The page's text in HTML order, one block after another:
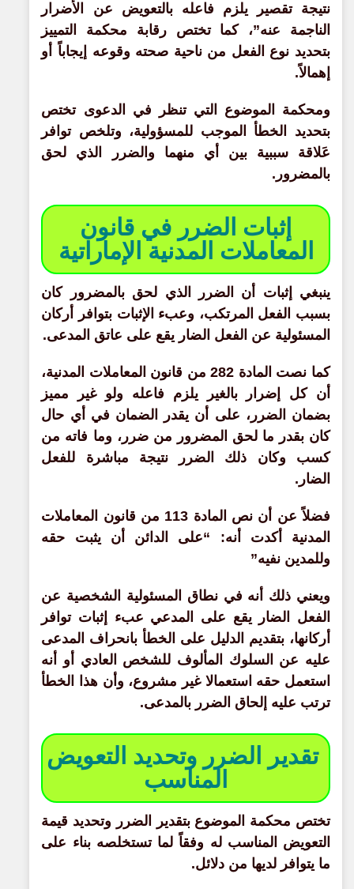
نتيجة تقصير يلزم فاعله بالتعويض عن الأضرار
الناجمة عنه”، كما تختص رقابة محكمة التمييز
بتحديد نوع الفعل من ناحية صحته وقوعه إيجاباً أو
إهمالاً.
ومحكمة الموضوع التي تنظر في الدعوى تختص
بتحديد الخطأ الموجب للمسؤولية، وتلخص توافر
عَلاقة سببية بين أي منهما والضرر الذي لحق
بالمضرور.
إثبات الضرر في قانون
المعاملات المدنية الإماراتية
ينبغي إثبات أن الضرر الذي لحق بالمضرور كان
بسبب الفعل المرتكب، وعبء الإثبات بتوافر أركان
المسئولية عن الفعل الضار يقع على عاتق المدعى.
كما نصت المادة 282 من قانون المعاملات المدنية،
أن كل إضرار بالغير يلزم فاعله ولو غير مميز
بضمان الضرر، على أن يقدر الضمان في أي حال
كان بقدر ما لحق المضرور من ضرر، وما فاته من
كسب وكان ذلك الضرر نتيجة مباشرة للفعل
الضار.
فضلاً عن أن نص المادة 113 من قانون المعاملات
المدنية أكدت أنه: “على الدائن أن يثبت حقه
وللمدين نفيه”
ويعني ذلك أنه في نطاق المسئولية الشخصية عن
الفعل الضار يقع على المدعي عبء إثبات توافر
أركانها، بتقديم الدليل على الخطأ بانحراف المدعى
عليه عن السلوك المألوف للشخص العادي أو أنه
استعمل حقه استعمالا غير مشروع، وأن هذا الخطأ
ترتب عليه إلحاق الضرر بالمدعى.
تقدير الضرر وتحديد التعويض
المناسب
تختص محكمة الموضوع بتقدير الضرر وتحديد قيمة
التعويض المناسب له وفقاً لما تستخلصه بناء على
ما يتوافر لديها من دلائل.